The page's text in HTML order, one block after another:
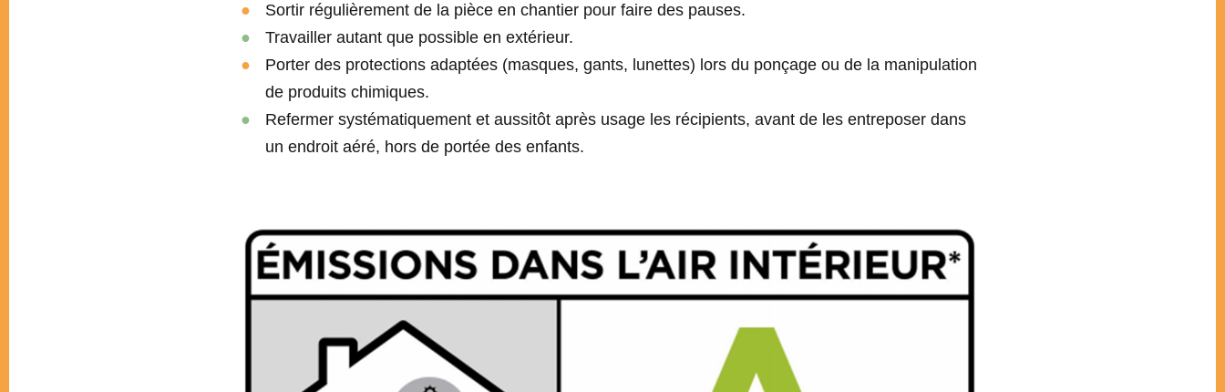
Sortir régulièrement de la pièce en chantier pour faire des pauses.
Travailler autant que possible en extérieur.
Porter des protections adaptées (masques, gants, lunettes) lors du ponçage ou de la manipulation
de produits chimiques.
Refermer systématiquement et aussitôt après usage les récipients, avant de les entreposer dans
un endroit aéré, hors de portée des enfants.